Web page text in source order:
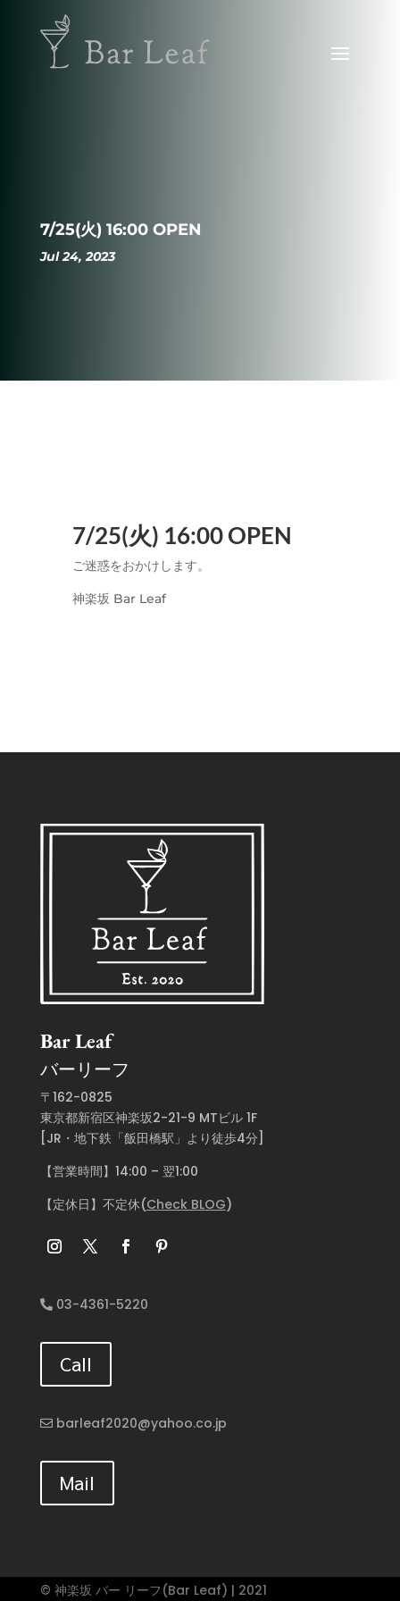
7/25(火) 16:00 OPEN
Jul 24, 2023
7/25(火) 16:00 OPEN
ご迷惑をおかけします。
神楽坂 Bar Leaf
Bar Leaf
バーリーフ
〒162-0825
東京都新宿区神楽坂2-21-9 MTビル 1F
[JR・地下鉄「飯田橋駅」より徒歩4分]
【営業時間】14:00 – 翌1:00
【定休日】不定休(Check BLOG)
03-4361-5220
Call
barleaf2020@yahoo.co.jp
Mail
© 神楽坂 バー リーフ(Bar Leaf) | 2021